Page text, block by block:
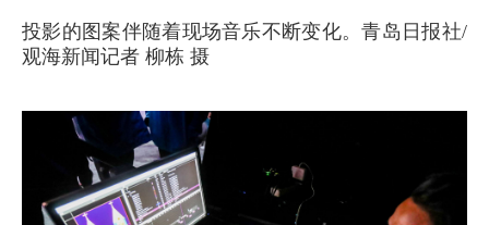
投影的图案伴随着现场音乐不断变化。青岛日报社/
观海新闻记者 柳栋 摄